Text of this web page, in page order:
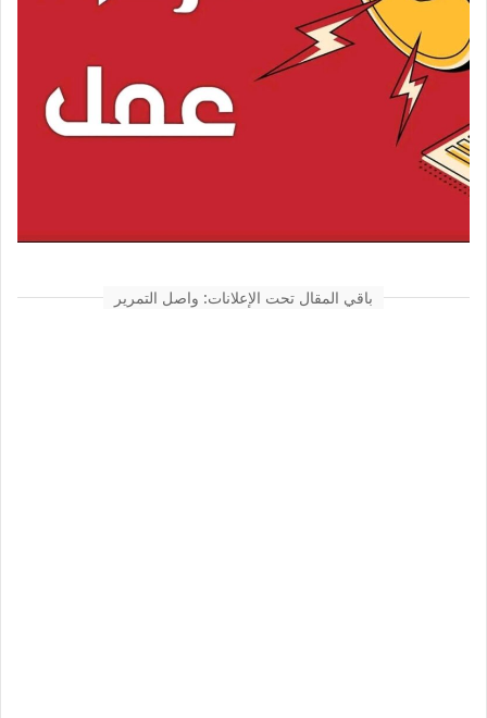
باقي المقال تحت الإعلانات: واصل التمرير